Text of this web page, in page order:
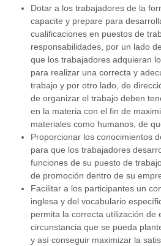
Dotar a los trabajadores de la
capacite y prepare para
cualificaciones en puestos de
responsabilidades, por un lado
que los trabajadores adquieran
para realizar una correcta y
trabajo y por otro lado, de
de organizar el trabajo deben
en la materia con el fin de
materiales como humanos, de
Proporcionar los conocimientos
para que los trabajadores
funciones de su puesto de
de promoción dentro de su
Facilitar a los participantes un
inglesa y del vocabulario
permita la correcta utilización de
circunstancia que se pueda
y así conseguir maximizar la